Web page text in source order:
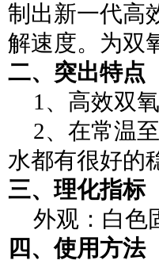
制出新一代高
解速度。为双
二、突出特点
1 、高效双
2、在常温
水都有很好的
三、理化指标
外观：白色
四、使用方法